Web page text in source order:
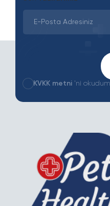
KVKK metni 'ni